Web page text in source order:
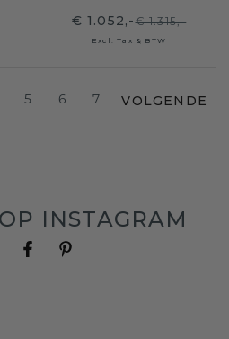
€ 1.052,-€ 1.315,-
Excl. Tax & BTW
5 6 7 VOLGENDE
INSTAGRAM